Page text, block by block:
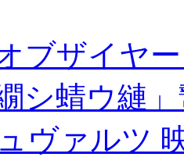
ブザイヤ
シ蜻ウ縺
ヴァルツ